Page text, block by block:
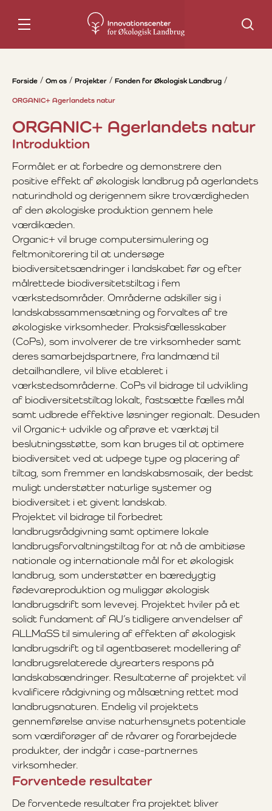
Søg
Forside Om os Projekter Fonden for Økologisk Landbrug
ORGANIC+ Agerlandets natur
ORGANIC+ Agerlandets natur
Introduktion
Formålet er at forbedre og demonstrere den
positive effekt af økologisk landbrug på agerlandets
naturindhold og derigennem sikre troværdigheden
af den økologiske produktion gennem hele
værdikæden.
Organic+ vil bruge computersimulering og
feltmonitorering til at undersøge
biodiversitetsændringer i landskabet før og efter
målrettede biodiversitetstiltag i fem
værkstedsområder. Områderne adskiller sig i
landskabssammensætning og forvaltes af tre
økologiske virksomheder. Praksisfællesskaber
(CoPs), som involverer de tre virksomheder samt
deres samarbejdspartnere, fra landmænd til
detailhandlere, vil blive etableret i
værkstedsområderne. CoPs vil bidrage til udvikling
af biodiversitetstiltag lokalt, fastsætte fælles mål
samt udbrede effektive løsninger regionalt. Desuden
vil Organic+ udvikle og afprøve et værktøj til
beslutningsstøtte, som kan bruges til at optimere
biodiversitet ved at udpege type og placering af
tiltag, som fremmer en landskabsmosaik, der bedst
muligt understøtter naturlige systemer og
biodiversitet i et givent landskab.
Projektet vil bidrage til forbedret
landbrugsrådgivning samt optimere lokale
landbrugsforvaltningstiltag for at nå de ambitiøse
nationale og internationale mål for et økologisk
landbrug, som understøtter en bæredygtig
fødevareproduktion og muliggør økologisk
landbrugsdrift som levevej. Projektet hviler på et
solidt fundament af AU’s tidligere anvendelser af
ALLMaSS til simulering af effekten af økologisk
landbrugsdrift og til agentbaseret modellering af
landbrugsrelaterede dyrearters respons på
landskabsændringer. Resultaterne af projektet vil
kvalificere rådgivning og målsætning rettet mod
landbrugsnaturen. Endelig vil projektets
gennemførelse anvise naturhensynets potentiale
som værdiforøger af de råvarer og forarbejdede
produkter, der indgår i case-partnernes
virksomheder.
Forventede resultater
De forventede resultater fra projektet bliver